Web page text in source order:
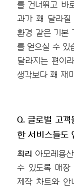
를 건너뛰고 바
과가 꽤 달라질
환경 같은 기본
를 얻으실 수 있
달라지는 편이
생각보다 꽤 재
Q. 글로벌 고객
한 서비스들도
최리 아모레용
수 있도록 매장
제작 차트와 안